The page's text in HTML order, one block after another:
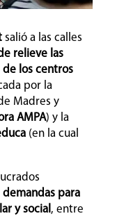
salió a las calles
relieve las
de los centros
por la
Madres y
AMPA) y la
(en la cual
demandas para
y social , entre